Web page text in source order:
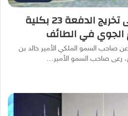
نائب وزير الدفاع يرعى تخريج الدفعة 23 بكلية
الجوي في الطائف
صاحب السمو الملكي الأمير خالد بن
رعى صاحب السمو الأمير…